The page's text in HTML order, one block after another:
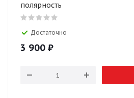
полярность
Достаточно
3 900 ₽